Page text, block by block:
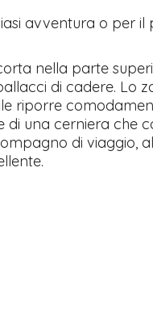
avventura o per il
nella parte
di cadere. Lo
riporre
una cerniera che
di viaggio,